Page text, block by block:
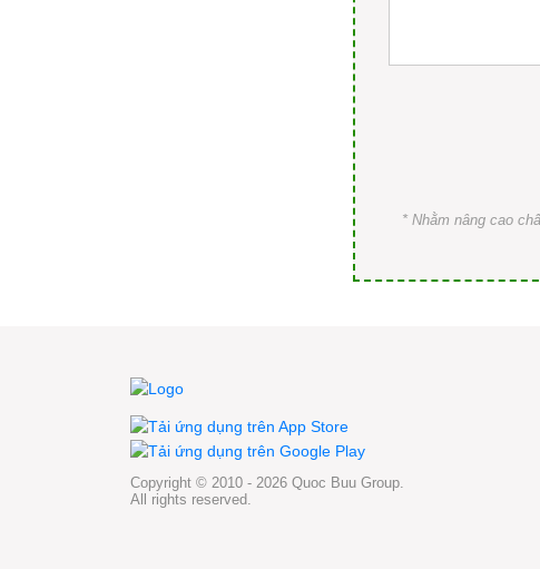
* Nhằm nâng cao
Copyright © 2010 - 2026 Quoc Buu Group.
All rights reserved.